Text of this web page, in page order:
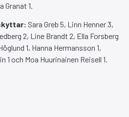
Granat 1.
Sara Greb 5, Linn Henner 3,
2, Line Brandt 2, Ella Forsberg
1, Hanna Hermansson 1,
1 och Moa Huurinainen Reisell 1.